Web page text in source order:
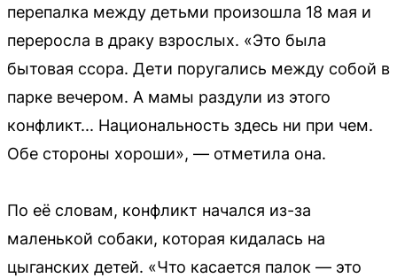
перепалка между детьми произошла 18 мая и
переросла в драку взрослых. «Это была
бытовая ссора. Дети поругались между собой в
парке вечером. А мамы раздули из этого
конфликт... Национальность здесь ни при чем.
Обе стороны хороши», — отметила она.
По её словам, конфликт начался из-за
маленькой собаки, которая кидалась на
цыганских детей. «Что касается палок — это